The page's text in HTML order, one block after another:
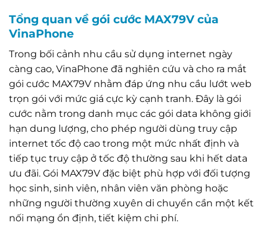
Tổng quan về gói cước MAX79V của
VinaPhone
Trong bối cảnh nhu cầu sử dụng internet ngày
càng cao, VinaPhone đã nghiên cứu và cho ra mắt
gói cước MAX79V nhằm đáp ứng nhu cầu lướt web
trọn gói với mức giá cực kỳ cạnh tranh. Đây là gói
cước nằm trong danh mục các gói data không giới
hạn dung lượng, cho phép người dùng truy cập
internet tốc độ cao trong một mức nhất định và
tiếp tục truy cập ở tốc độ thường sau khi hết data
ưu đãi. Gói MAX79V đặc biệt phù hợp với đối tượng
học sinh, sinh viên, nhân viên văn phòng hoặc
những người thường xuyên di chuyển cần một kết
nối mạng ổn định, tiết kiệm chi phí.